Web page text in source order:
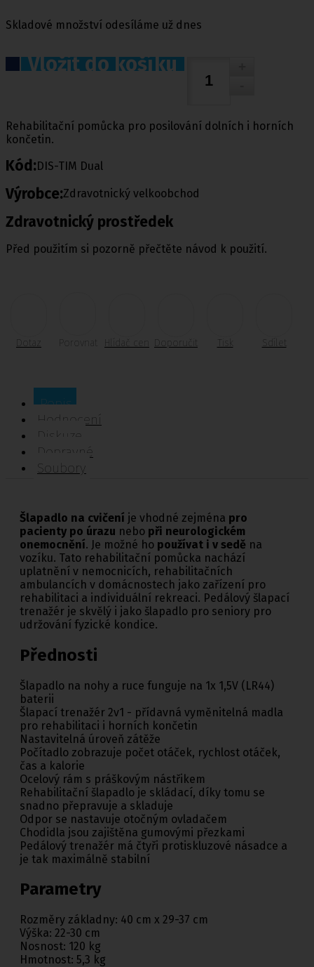
Skladové množství odesíláme už dnes
Vložit do košíku
Rehabilitační pomůcka pro posilování dolních i horních
končetin.
Kód:DIS-TIM Dual
Výrobce:Zdravotnický velkoobchod
Zdravotnický prostředek
Před použitím si pozorně přečtěte návod k použití.
Dotaz Porovnat Doporučit Tisk Sdílet
Popis
Hodnocení
Diskuze
Dopravné
Soubory
Šlapadlo na cvičení je vhodné zejména pro
pacienty po úrazu nebo při neurologickém
onemocnění. Je možné ho používat i v sedě na
vozíku. Tato rehabilitační pomůcka nachází
uplatnění v nemocnicích, rehabilitačních
ambulancích v domácnostech jako zařízení pro
rehabilitaci a individuální rekreaci. Pedálový šlapací
trenažér je skvělý i jako šlapadlo pro seniory pro
udržování fyzické kondice.
Přednosti
Šlapadlo na nohy a ruce funguje na 1x 1,5V (LR44)
baterii
Šlapací trenažér 2v1 - přídavná vyměnitelná madla
pro rehabilitaci i horních končetin
Nastavitelná úroveň zátěže
Počítadlo zobrazuje počet otáček, rychlost otáček,
čas a kalorie
Ocelový rám s práškovým nástřikem
Rehabilitační šlapadlo je skládací, díky tomu se
snadno přepravuje a skladuje
Odpor se nastavuje otočným ovladačem
Chodidla jsou zajištěna gumovými přezkami
Pedálový trenažér má čtyři protiskluzové násadce a
je tak maximálně stabilní
Parametry
Rozměry základny: 40 cm x 29-37 cm
Výška: 22-30 cm
Nosnost: 120 kg
Hmotnost: 5,3 kg